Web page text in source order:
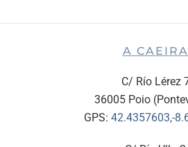
A CAEIRA
C/ Río Lérez
36005 Poio
GPS: 42.4357603,-